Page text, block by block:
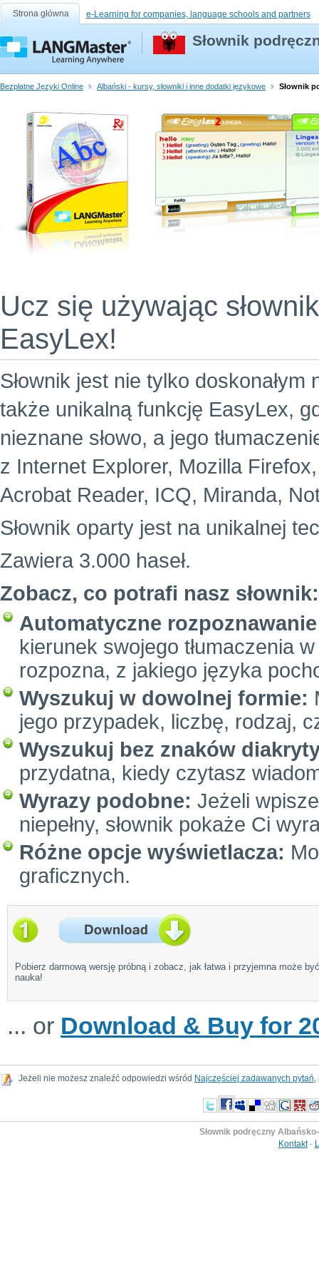
Strona główna e-Learning for companies, language schools and partners
Słownik
Bezpłatne Języki Online Albański - kursy, słowniki i inne dodatki językowe Słownik
Ucz się używając
EasyLex!
Słownik jest nie tylko
także unikalną funkcję EasyLex,
nieznane słowo, a jego
z Internet Explorer, Mozilla
Acrobat Reader, ICQ, Miranda,
Słownik oparty jest na unikalnej
Zawiera 3.000 haseł.
Zobacz, co potrafi nasz słownik:
Automatyczne
kierunek swojego tłumaczenia
rozpozna, z jakiego języka
Wyszukuj w dowolnej formie:
jego przypadek, liczbę, rodzaj,
Wyszukuj bez znaków
przydatna, kiedy czytasz
Wyrazy podobne: Jeżeli
niepełny, słownik pokaże Ci
Różne opcje wyświetlacza:
graficznych.
Pobierz darmową wersję próbną i zobacz, jak łatwa i przyjemna może być
nauka!
... or Download & Buy for
Jeżeli nie możesz znaleźć odpowiedzi wśród Najczęściej zadawanych pytań,
Słownik podręczny
Kontakt-